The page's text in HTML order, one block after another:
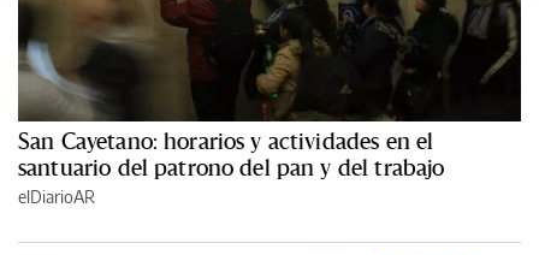
San Cayetano: horarios y actividades en el
santuario del patrono del pan y del trabajo
elDiarioAR